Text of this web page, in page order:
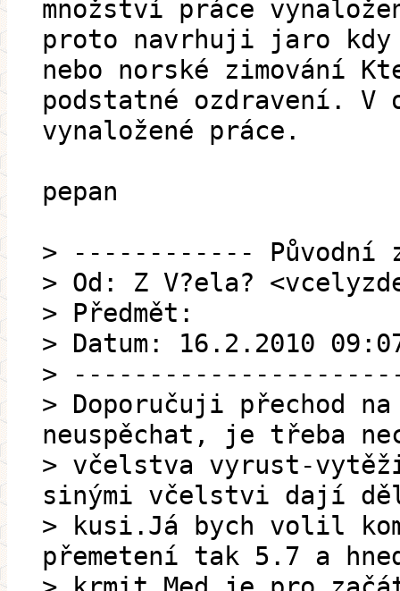
množství práce
proto navrhuji jaro
nebo norské zimování
podstatné ozdravení. V
vynaložené práce.
pepan
> ------------ Původní
> Od: Z V?ela?
> Předmět:
> Datum: 16.2.2010
>
> Doporučuji přechod
neuspěchat, je třeba
> včelstva vyrust-
sinými včelstvi dají
> kusi.Já bych volil
přemetení tak 5.7 a